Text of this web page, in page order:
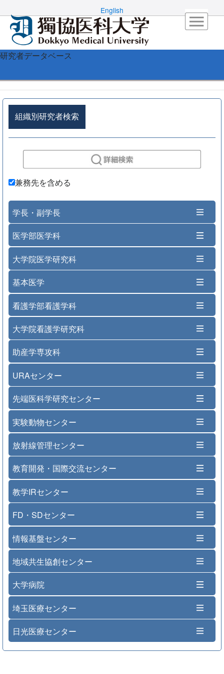
English
研究者データベース
組織別研究者検索
兼務先を含める
学長・副学長
医学部医学科
大学院医学研究科
基本医学
看護学部看護学科
大学院看護学研究科
助産学専攻科
URAセンター
先端医科学研究センター
実験動物センター
放射線管理センター
教育開発・国際交流センター
教学IRセンター
FD・SDセンター
情報基盤センター
地域共生協創センター
大学病院
埼玉医療センター
日光医療センター